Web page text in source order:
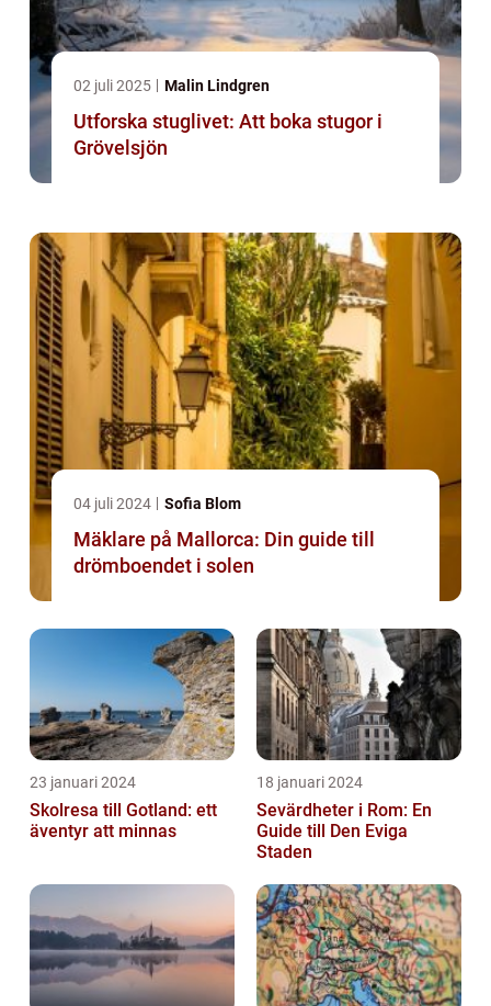
02 juli 2025 Malin Lindgren
Utforska stuglivet: Att boka stugor i
Grövelsjön
04 juli 2024 Sofia Blom
Mäklare på Mallorca: Din guide till
drömboendet i solen
23 januari 2024
Skolresa till Gotland: ett
äventyr att minnas
18 januari 2024
Sevärdheter i Rom: En
Guide till Den Eviga
Staden